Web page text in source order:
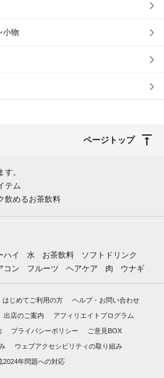
小物
ページトップ
。
テム
飲めるお茶飲料
ハイ 水 お茶飲料
ソフトドリンク
コン フルーツ ヘアケア 肉 ウナギ
はじめてご利用の方 ヘルプ・お問い合わせ
出店のご案内 アフィリエイトプログラム
プライバシーポリシー ご意見BOX
ウェブアクセシビリティの取り組み
2024年問題への対応